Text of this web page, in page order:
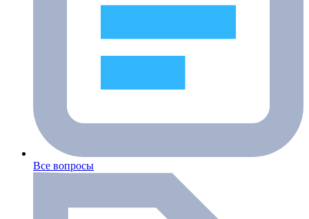
Все вопросы